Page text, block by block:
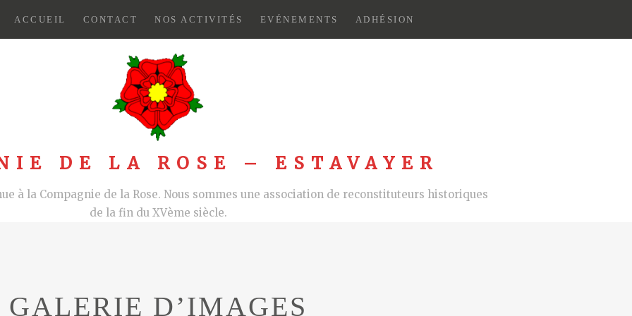
ACCUEIL CONTACT NOS ACTIVITÉS EVÉNEMENTS ADHÉSION
DE LA ROSE – ESTAVAYER
à la Compagnie de la Rose. Nous sommes une association de reconstituteurs historiques
de la fin du XVème siècle.
GALERIE D’IMAGES